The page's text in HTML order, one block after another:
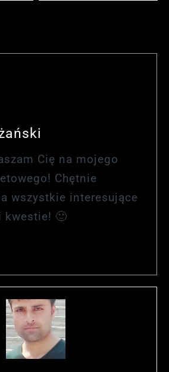
Cię na mojego
Chętnie
wszystkie interesujące
kwestie! 🙂